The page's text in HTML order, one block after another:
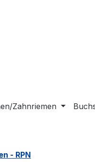
Zahnriemen
- RPN